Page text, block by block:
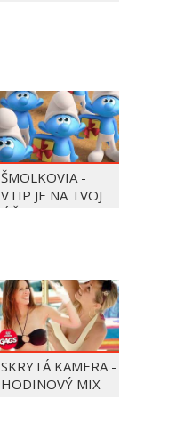
ŠMOLKOVIA -
VTIP JE NA TVOJ
ÚČET
SKRYTÁ KAMERA -
HODINOVÝ MIX